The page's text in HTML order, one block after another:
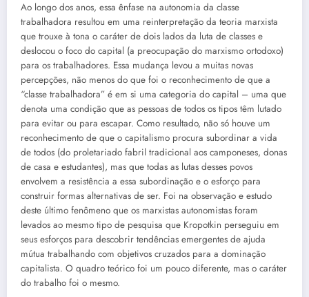
Ao longo dos anos, essa ênfase na autonomia da classe
trabalhadora resultou em uma reinterpretação da teoria marxista
que trouxe à tona o caráter de dois lados da luta de classes e
deslocou o foco do capital (a preocupação do marxismo ortodoxo)
para os trabalhadores. Essa mudança levou a muitas novas
percepções, não menos do que foi o reconhecimento de que a
“classe trabalhadora” é em si uma categoria do capital – uma que
denota uma condição que as pessoas de todos os tipos têm lutado
para evitar ou para escapar. Como resultado, não só houve um
reconhecimento de que o capitalismo procura subordinar a vida
de todos (do proletariado fabril tradicional aos camponeses, donas
de casa e estudantes), mas que todas as lutas desses povos
envolvem a resistência a essa subordinação e o esforço para
construir formas alternativas de ser. Foi na observação e estudo
deste último fenômeno que os marxistas autonomistas foram
levados ao mesmo tipo de pesquisa que Kropotkin perseguiu em
seus esforços para descobrir tendências emergentes de ajuda
mútua trabalhando com objetivos cruzados para a dominação
capitalista. O quadro teórico foi um pouco diferente, mas o caráter
do trabalho foi o mesmo.